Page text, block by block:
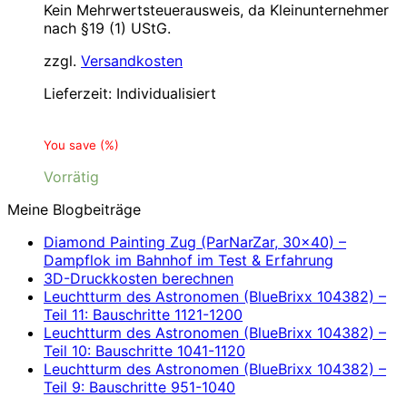
Kein Mehrwertsteuerausweis, da Kleinunternehmer
nach §19 (1) UStG.
zzgl. Versandkosten
Lieferzeit: Individualisiert
You save (%)
Vorrätig
Meine Blogbeiträge
Diamond Painting Zug (ParNarZar, 30×40) –
Dampflok im Bahnhof im Test & Erfahrung
3D-Druckkosten berechnen
Leuchtturm des Astronomen (BlueBrixx 104382) –
Teil 11: Bauschritte 1121-1200
Leuchtturm des Astronomen (BlueBrixx 104382) –
Teil 10: Bauschritte 1041-1120
Leuchtturm des Astronomen (BlueBrixx 104382) –
Teil 9: Bauschritte 951-1040